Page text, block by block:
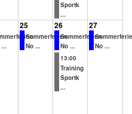
Sportk
...
25
Sommerferien
No ...
26
Sommerferien
No ...
13:00
Training
Sportk
...
27
No ...